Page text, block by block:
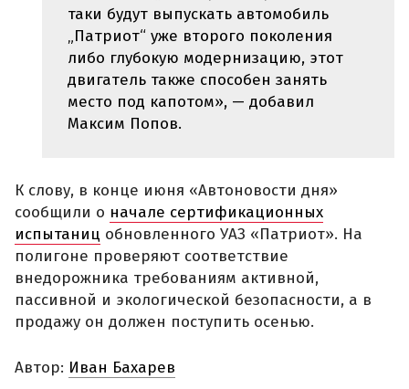
таки будут выпускать автомобиль
„Патриот“ уже второго поколения
либо глубокую модернизацию, этот
двигатель также способен занять
место под капотом», — добавил
Максим Попов.
К слову, в конце июня «Автоновости дня»
сообщили о начале сертификационных
испытаниц обновленного УАЗ «Патриот». На
полигоне проверяют соответствие
внедорожника требованиям активной,
пассивной и экологической безопасности, а в
продажу он должен поступить осенью.
Автор: Иван Бахарев